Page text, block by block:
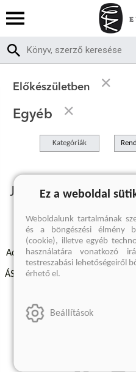
Előkészületben
Egyéb
Kategóriák
Jelenleg nincs
Adatvédelmi szabályzatok
ÁSZF - Vásárlási feltételek
Szállítási információk
Ez a weboldal
Weboldalunk tartalmának
és a böngészési élmény
(cookie), illetve egyéb
használatára vonatkozó
testreszabási lehetőségeiről
érhető el.
Beállítások